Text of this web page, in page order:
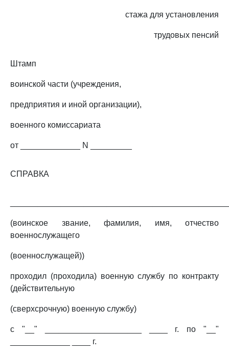
стажа для установления
трудовых пенсий
Штамп
воинской части (учреждения,
предприятия и иной организации),
военного комиссариата
от _____________ N _________
СПРАВКА
(воинское звание, фамилия, имя, отчество
военнослужащего
(военнослужащей))
проходил (проходила) военную службу по контракту
(действительную
(сверхсрочную) военную службу)
с "__" _____________________ ____ г. по "__"
_____________ ____ г.